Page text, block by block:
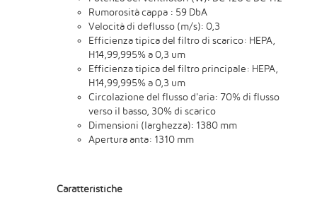
Rumorosità cappa : 59 DbA
Velocità di deflusso (m/s): 0,3
Efficienza tipica del filtro di scarico: HEPA,
H14,99,995% a 0,3 um
Efficienza tipica del filtro principale: HEPA,
H14,99,995% a 0,3 um
Circolazione del flusso d'aria: 70% di flusso
verso il basso, 30% di scarico
Dimensioni (larghezza): 1380 mm
Apertura anta: 1310 mm
Caratteristiche